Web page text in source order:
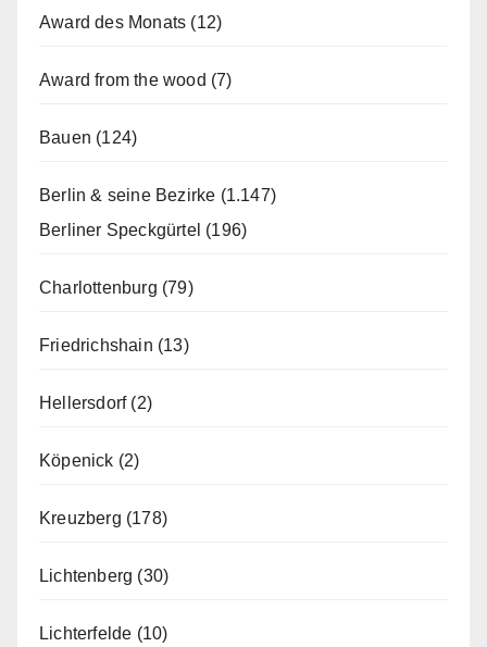
Award des Monats (12)
Award from the wood (7)
Bauen (124)
Berlin & seine Bezirke (1.147)
Berliner Speckgürtel (196)
Charlottenburg (79)
Friedrichshain (13)
Hellersdorf(2)
Köpenick (2)
Kreuzberg (178)
Lichtenberg (30)
Lichterfelde (10)